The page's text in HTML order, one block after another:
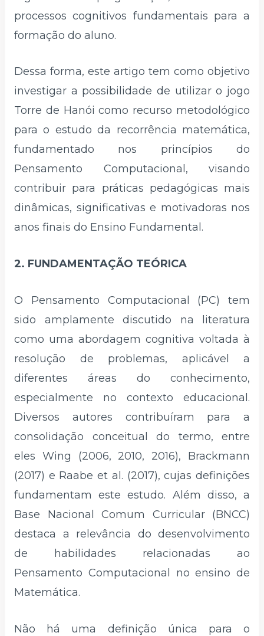
processos cognitivos fundamentais para a
formação do aluno.
Dessa forma, este artigo tem como objetivo
investigar a possibilidade de utilizar o jogo
Torre de Hanói como recurso metodológico
para o estudo da recorrência matemática,
fundamentado nos princípios do
Pensamento Computacional, visando
contribuir para práticas pedagógicas mais
dinâmicas, significativas e motivadoras nos
anos finais do Ensino Fundamental.
2. FUNDAMENTAÇÃO TEÓRICA
O Pensamento Computacional (PC) tem
sido amplamente discutido na literatura
como uma abordagem cognitiva voltada à
resolução de problemas, aplicável a
diferentes áreas do conhecimento,
especialmente no contexto educacional.
Diversos autores contribuíram para a
consolidação conceitual do termo, entre
eles Wing (2006, 2010, 2016), Brackmann
(2017) e Raabe et al. (2017), cujas definições
fundamentam este estudo. Além disso, a
Base Nacional Comum Curricular (BNCC)
destaca a relevância do desenvolvimento
de habilidades relacionadas ao
Pensamento Computacional no ensino de
Matemática.
Não há uma definição única para o